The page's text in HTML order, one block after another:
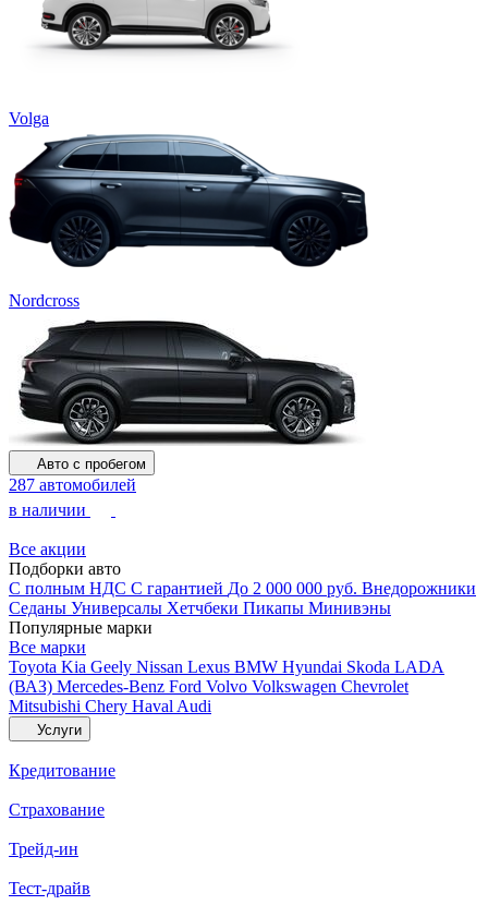
Volga
Nordcross
Авто с пробегом
287 автомобилей
в наличии
Все акции
Подборки авто
С полным НДС С гарантией До 2 000 000 руб. Внедорожники
Седаны Универсалы Хетчбеки Пикапы Минивэны
Популярные марки
Все марки
Toyota Kia Geely Nissan Lexus BMW Hyundai Skoda LADA
(ВАЗ) Mercedes-Benz Ford Volvo Volkswagen Chevrolet
Mitsubishi Chery Haval Audi
Услуги
Кредитование
Страхование
Трейд-ин
Тест-драйв